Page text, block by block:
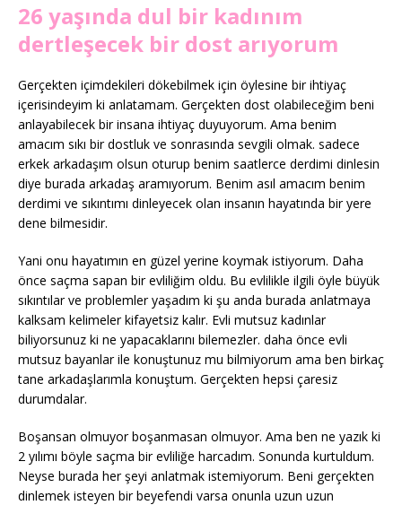
26 yaşında dul bir kadınım
dertleşecek bir dost arıyorum
Gerçekten içimdekileri dökebilmek için öylesine bir ihtiyaç
içerisindeyim ki anlatamam. Gerçekten dost olabileceğim beni
anlayabilecek bir insana ihtiyaç duyuyorum. Ama benim
amacım sıkı bir dostluk ve sonrasında sevgili olmak. sadece
erkek arkadaşım olsun oturup benim saatlerce derdimi dinlesin
diye burada arkadaş aramıyorum. Benim asıl amacım benim
derdimi ve sıkıntımı dinleyecek olan insanın hayatında bir yere
dene bilmesidir.
Yani onu hayatımın en güzel yerine koymak istiyorum. Daha
önce saçma sapan bir evliliğim oldu. Bu evlilikle ilgili öyle büyük
sıkıntılar ve problemler yaşadım ki şu anda burada anlatmaya
kalksam kelimeler kifayetsiz kalır. Evli mutsuz kadınlar
biliyorsunuz ki ne yapacaklarını bilemezler. daha önce evli
mutsuz bayanlar ile konuştunuz mu bilmiyorum ama ben birkaç
tane arkadaşlarımla konuştum. Gerçekten hepsi çaresiz
durumdalar.
Boşansan olmuyor boşanmasan olmuyor. Ama ben ne yazık ki
2 yılımı böyle saçma bir evliliğe harcadım. Sonunda kurtuldum.
Neyse burada her şeyi anlatmak istemiyorum. Beni gerçekten
dinlemek isteyen bir beyefendi varsa onunla uzun uzun